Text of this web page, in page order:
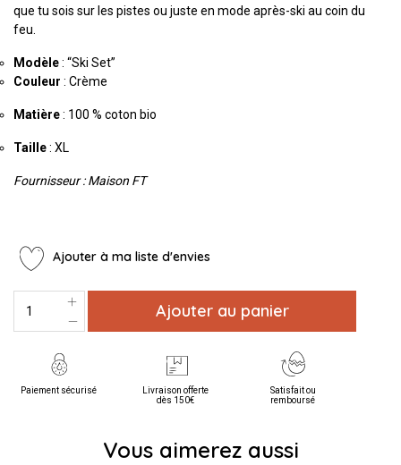
que tu sois sur les pistes ou juste en mode après-ski au coin du
feu.
Modèle: “Ski Set”
Couleur : Crème
Matière: 100 % coton bio
Taille: XL
Fournisseur : Maison FT
Ajouter à ma liste d'envies
Ajouter au panier
Paiement sécurisé
Livraison offerte
dès 150€
Satisfait ou
remboursé
Vous aimerez aussi